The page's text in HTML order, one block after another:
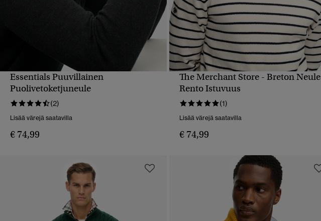
PIKAKATSELU
Essentials Puuvillainen
Puolivetoketjuneule
(2)
Lisää värejä saatavilla
€ 74,99
The Merchant Store - Breton Neule
Rento Istuvuus
(1)
Lisää värejä saatavilla
€ 74,99